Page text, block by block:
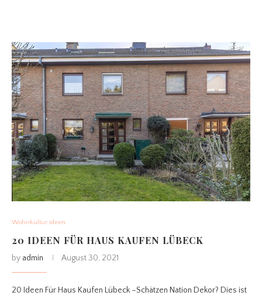
Wohnkultur ideen
20 IDEEN FÜR HAUS KAUFEN LÜBECK
by admin August 30, 2021
20 Ideen Für Haus Kaufen Lübeck –Schätzen Nation Dekor? Dies ist